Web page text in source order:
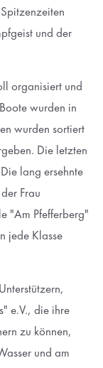
und der
organisiert und
wurden in
wurden sortiert
Die letzten
lang ersehnte
Frau
"Am Pfefferberg"
jede Klasse
e.V., die ihre
zu können,
und am